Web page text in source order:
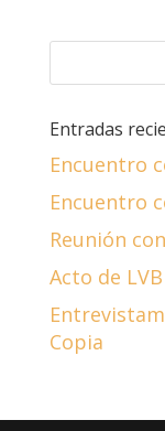
Entradas
Encuentro
Encuentro
Reunión
Acto de LVB
Copia